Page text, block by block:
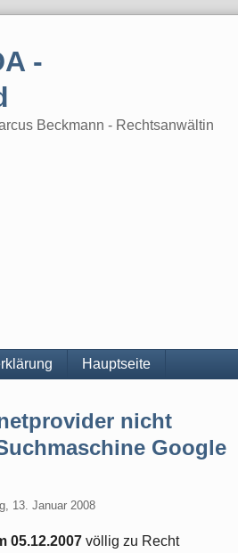
-
Beckmann - Rechtsanwältin
Hauptseite
nicht
Google
13. Januar 2008
05.12.2007 völlig zu Recht